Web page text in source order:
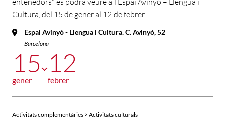
entenedors" es podrà veure a l’Espai Avinyó – Llengua i
Cultura, del 15 de gener al 12 de febrer.
Espai Avinyó - Llengua i Cultura. C. Avinyó, 52
Barcelona
15
gener
12
febrer
Activitats complementàries > Activitats culturals